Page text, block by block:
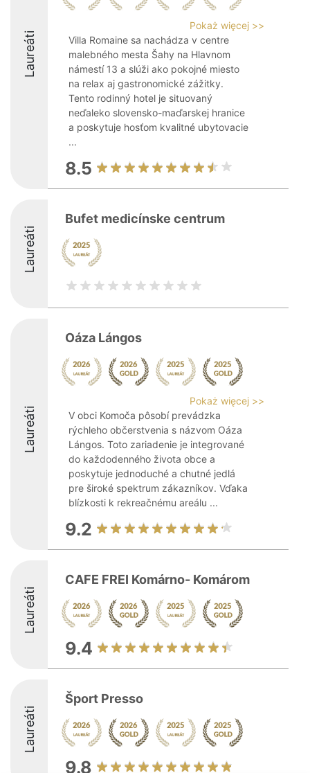
Laureáti
Pokaż więcej >>
Villa Romaine sa nachádza v centre
malebného mesta Šahy na Hlavnom
námestí 13 a slúži ako pokojné miesto
na relax aj gastronomické zážitky.
Tento rodinný hotel je situovaný
neďaleko slovensko-maďarskej hranice
a poskytuje hosťom kvalitné ubytovacie
...
8.5
Laureáti
Bufet medicínske centrum
Laureáti
Oáza Lángos
Pokaż więcej >>
V obci Komoča pôsobí prevádzka
rýchleho občerstvenia s názvom Oáza
Lángos. Toto zariadenie je integrované
do každodenného života obce a
poskytuje jednoduché a chutné jedlá
pre široké spektrum zákazníkov. Vďaka
blízkosti k rekreačnému areálu ...
9.2
Laureáti
CAFE FREI Komárno- Komárom
9.4
Laureáti
Šport Presso
9.8